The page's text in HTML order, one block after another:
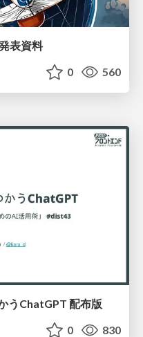
表資料
0 560
うChatGPT 配布版
0 830